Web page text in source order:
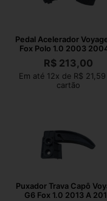
Pedal Acelerador
Fox Polo 1.0 2003
2023
R$213,00
Em até 12x de R$
cartão
Puxador Trava Capô
G6 Fox 1.0 2013 A